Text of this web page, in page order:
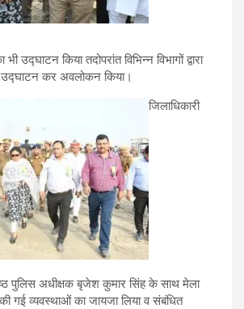
उद्घाटन किया तदोपरांत विभिन्न विभागों द्वारा
उद्घाटन कर अवलोकन किया।
जिलाधिकारी
पुलिस अधीक्षक बृजेश कुमार सिंह के साथ मेला
गई व्यवस्थाओं का जायजा लिया व संबंधित